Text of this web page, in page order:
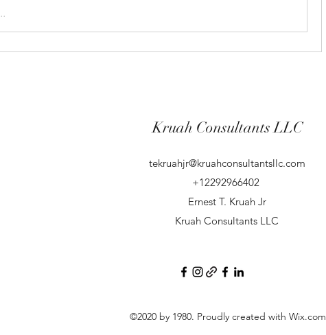
Kruah Consultants LLC
tekruahjr@kruahconsultantsllc.com
+12292966402
Ernest T. Kruah Jr
Kruah Consultants LLC
©2020 by 1980. Proudly created with Wix.com